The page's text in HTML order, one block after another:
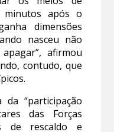
minutos após o
dimensões
nasceu não
afirmou
contudo, que
“participação
das Forças
de rescaldo e